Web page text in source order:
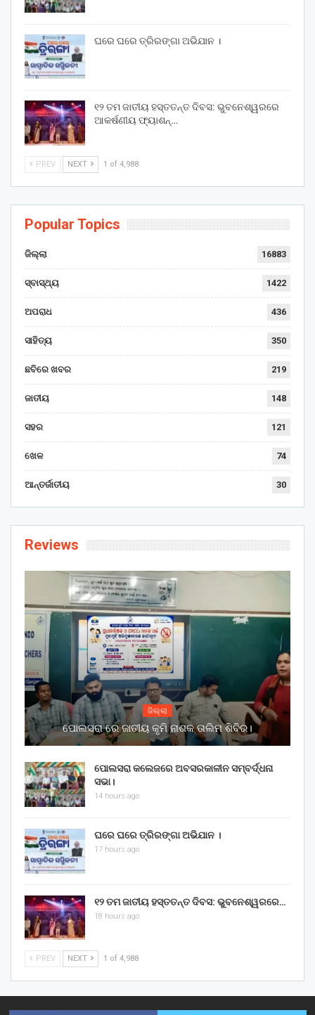
ଘରେ ଘରେ ତ୍ରିରଙ୍ଗା ଅଭିଯାନ ।
୧୨ ତମ ଜାତୀୟ ହସ୍ତତନ୍ତ ଦିବସ: ଭୁବନେଶ୍ୱରରେ
ଆକର୍ଷଣୀୟ ଫ୍ୟାଶନ୍…
PREV NEXT 1 of 4,988
Popular Topics
ଜିଲ୍ଲା 16883
ସ୍ବାସ୍ଥ୍ୟ 1422
ଅପରାଧ 436
ସାହିତ୍ୟ 350
ଛବିରେ ଖବର 219
ଜାତୀୟ 148
ସହର 121
ଖେଳ 74
ଆନ୍ତର୍ଜାତୀୟ 30
Reviews
ଜିଲ୍ଲା
ପୋଲସରା ରେ ଜାତୀୟ କୃମି ନାଶକ ତାଲିମ ଶିବିର।
ପୋଲସରା କଲେଜରେ ଅବସରକାଳୀନ ସମ୍ବର୍ଦ୍ଧନା
ସଭା।
14 hours ago
ଘରେ ଘରେ ତ୍ରିରଙ୍ଗା ଅଭିଯାନ ।
17 hours ago
୧୨ ତମ ଜାତୀୟ ହସ୍ତତନ୍ତ ଦିବସ: ଭୁବନେଶ୍ୱରରେ…
18 hours ago
PREV NEXT 1 of 4,988